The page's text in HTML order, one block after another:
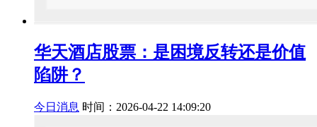
华天酒店股票：是困境反转还是价值
陷阱？
今日消息 时间：2026-04-22 14:09:20